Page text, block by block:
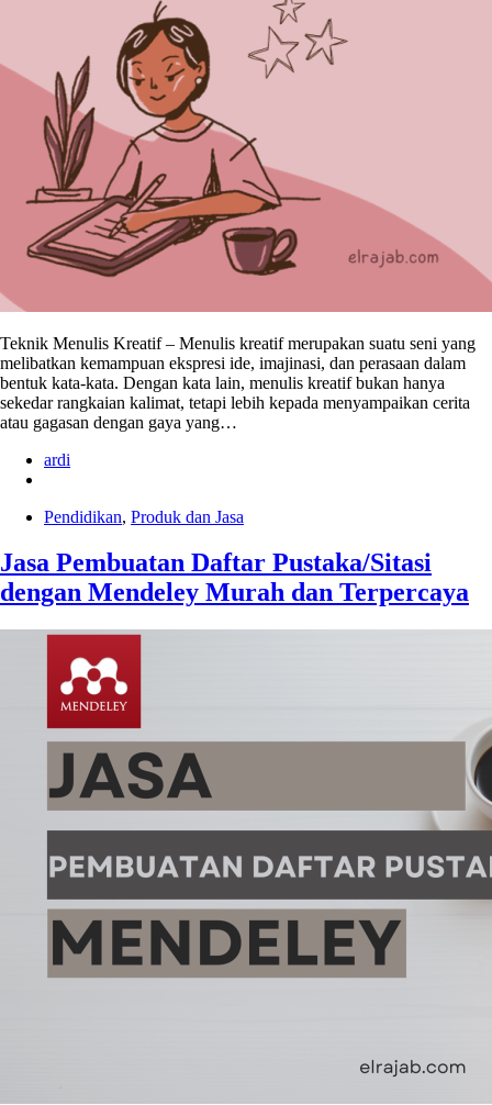
Teknik Menulis Kreatif – Menulis kreatif merupakan suatu seni yang
melibatkan kemampuan ekspresi ide, imajinasi, dan perasaan dalam
bentuk kata-kata. Dengan kata lain, menulis kreatif bukan hanya
sekedar rangkaian kalimat, tetapi lebih kepada menyampaikan cerita
atau gagasan dengan gaya yang…
ardi
Pendidikan, Produk dan Jasa
Jasa Pembuatan Daftar Pustaka/Sitasi
dengan Mendeley Murah dan Terpercaya